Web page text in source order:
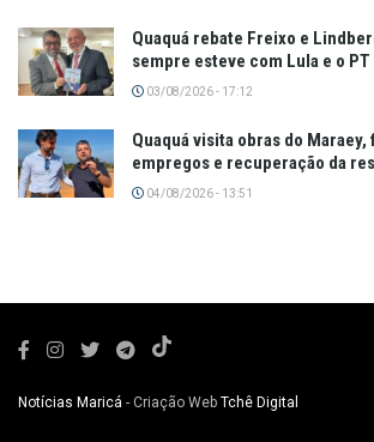
Quaquá rebate Freixo e
sempre esteve com Lula e o PT
03/08/2026 - 17:12
Quaquá visita obras do Maraey,
empregos e recuperação da
04/08/2026 - 13:51
Notícias Maricá - Criação Web Tchê Digital